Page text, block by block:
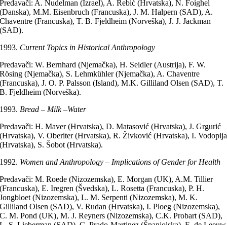
Predavači: A. Nudelman (Izrael), A. Rebić (Hrvatska), N. Foighel
(Danska), M.M. Eisenbruch (Francuska), J. M. Halpern (SAD), A.
Chaventre (Francuska), T. B. Fjeldheim (Norveška), J. J. Jackman
(SAD).
Current Topics in Historical Anthropology
Predavači: W. Bernhard (Njemačka), H. Seidler (Austrija), F. W.
Rösing (Njemačka), S. Lehmkühler (Njemačka), A. Chaventre
(Francuska), J. O. P. Palsson (Island), M.K. Gilliland Olsen (SAD), T.
B. Fjeldheim (Norveška).
Bread – Milk –Water
Predavači: H. Maver (Hrvatska), D. Matasović (Hrvatska), J. Grgurić
(Hrvatska), V. Oberiter (Hrvatska), R. Živković (Hrvatska), I. Vodopija
(Hrvatska), S. Šobot (Hrvatska).
Women and Anthropology – Implications of Gender for Health
Predavači: M. Roede (Nizozemska), E. Morgan (UK), A.M. Tillier
(Francuska), E. Iregren (Švedska), L. Rosetta (Francuska), P. H.
Jongbloet (Nizozemska), L. M. Serpenti (Nizozemska), M. K.
Gilliland Olsen (SAD), V. Rudan (Hrvatska), I. Ploeg (Nizozemska),
C. M. Pond (UK), M. J. Reyners (Nizozemska), C.K. Probart (SAD),